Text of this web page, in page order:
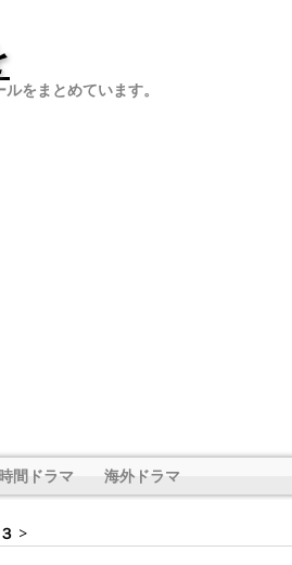
をまとめています。
間ドラマ 海外ドラマ
>